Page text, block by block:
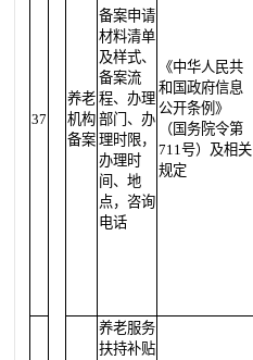
37
养老
机构
备案
备案申请
材料清单
及样式、
备案流
程、办理
部门、办
理时限，
办理时
间、地
点，咨询
电话
《中华人民共
和国政府信息
公开条例》
（国务院令第
711号）及相关
规定
养老服务
扶持补贴